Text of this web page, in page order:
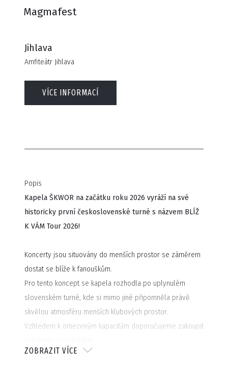
Magmafest
Jihlava
Amfiteátr Jihlava
VÍCE INFORMACÍ
Popis
Kapela ŠKWOR na začátku roku 2026 vyráží na své
historicky první československé turné s názvem BLÍŽ
K VÁM Tour 2026!
Koncerty jsou situovány do menších prostor se záměrem
dostat se blíže k fanouškům.
Pro tento koncept se kapela rozhodla po uplynulém
slovenském turné, kde si mimo jiné připomněla právě
skvělou atmosféru menších klubových prostor.
Vzhledem k omezeným kapacitám doporučujeme zakoupit
ZOBRAZIT VÍCE